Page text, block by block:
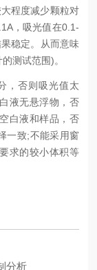
程度减少颗粒对
，吸光值在0.1-
稳定。从而意味
测试范围)。
否则吸光值太
液无悬浮物，否
白液和样品，否
一致;不能采用窗
求的较小体积等
分析